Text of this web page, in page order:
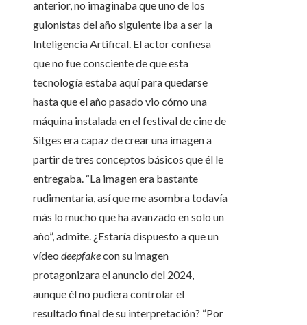
anterior, no imaginaba que uno de los
guionistas del año siguiente iba a ser la
Inteligencia Artifical. El actor confiesa
que no fue consciente de que esta
tecnología estaba aquí para quedarse
hasta que el año pasado vio cómo una
máquina instalada en el festival de cine de
Sitges era capaz de crear una imagen a
partir de tres conceptos básicos que él le
entregaba. “La imagen era bastante
rudimentaria, así que me asombra todavía
más lo mucho que ha avanzado en solo un
año”, admite. ¿Estaría dispuesto a que un
vídeo deepfakecon su imagen
protagonizara el anuncio del 2024,
aunque él no pudiera controlar el
resultado final de su interpretación? “Por